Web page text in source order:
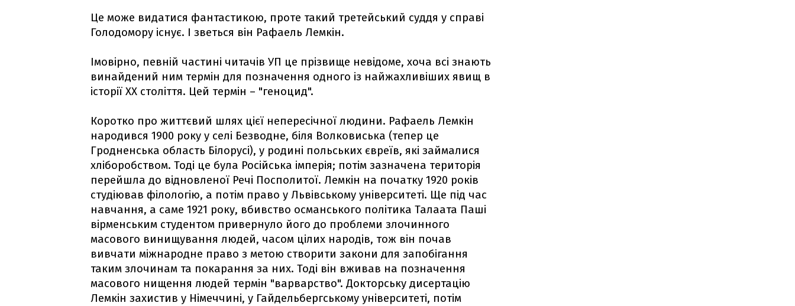
Це може видатися фантастикою, проте такий третейський суддя у справі
Голодомору існує. І зветься він Рафаель Лемкін.
Імовірно, певній частині читачів УП це прізвище невідоме, хоча всі знають
винайдений ним термін для позначення одного із найжахливіших явищ в
історії ХХ століття. Цей термін – "геноцид".
Коротко про життєвий шлях цієї непересічної людини. Рафаель Лемкін
народився 1900 року у селі Безводне, біля Волковиська (тепер це
Гродненська область Білорусі), у родині польських євреїв, які займалися
хліборобством. Тоді це була Російська імперія; потім зазначена територія
перейшла до відновленої Речі Посполитої. Лемкін на початку 1920 років
студіював філологію, а потім право у Львівському університеті. Ще під час
навчання, а саме 1921 року, вбивство османського політика Талаата Паші
вірменським студентом привернуло його до проблеми злочинного
масового винищування людей, часом цілих народів, тож він почав
вивчати міжнародне право з метою створити закони для запобігання
таким злочинам та покарання за них. Тоді він вживав на позначення
масового нищення людей термін "варварство". Докторську дисертацію
Лемкін захистив у Німеччині, у Гайдельбергському університеті, потім